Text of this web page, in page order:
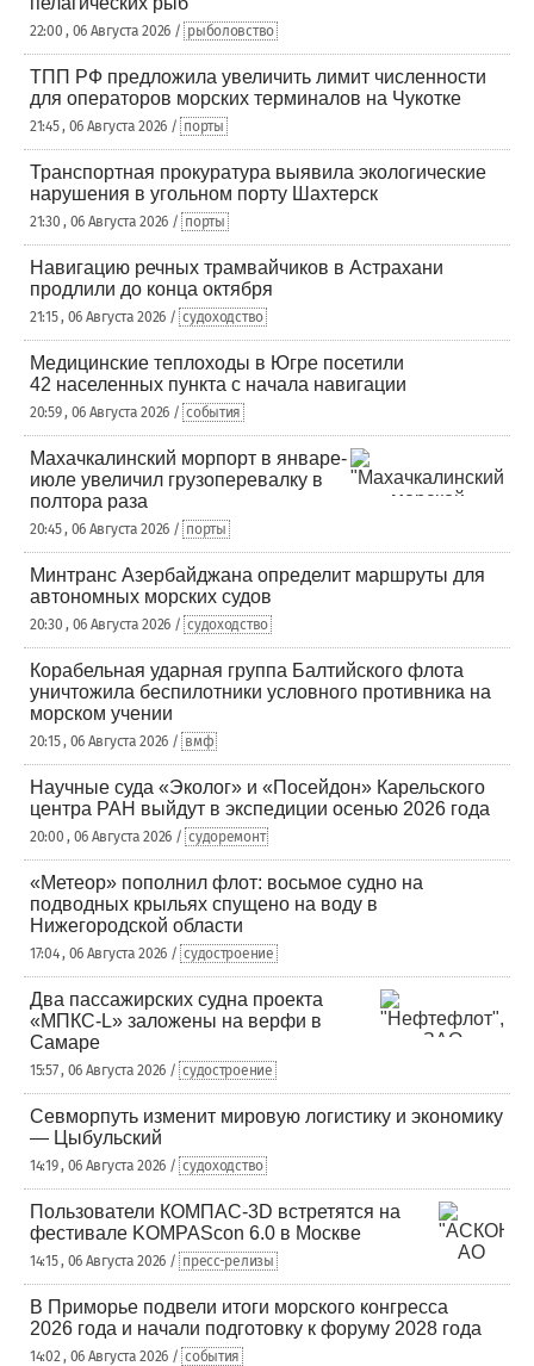
22:00 , 06 Августа 2026 / рыболовство
ТПП РФ предложила увеличить лимит численности
для операторов морских терминалов на Чукотке
21:45 , 06 Августа 2026 / порты
Транспортная прокуратура выявила экологические
нарушения в угольном порту Шахтерск
21:30 , 06 Августа 2026 / порты
Навигацию речных трамвайчиков в Астрахани
продлили до конца октября
21:15 , 06 Августа 2026 / судоходство
Медицинские теплоходы в Югре посетили
42 населенных пункта с начала навигации
20:59 , 06 Августа 2026 / события
Махачкалинский морпорт в январе-
июле увеличил грузоперевалку в
полтора раза
20:45 , 06 Августа 2026 / порты
Минтранс Азербайджана определит маршруты для
автономных морских судов
20:30 , 06 Августа 2026 / судоходство
Корабельная ударная группа Балтийского флота
уничтожила беспилотники условного противника на
морском учении
20:15 , 06 Августа 2026 / вмф
Научные суда «Эколог» и «Посейдон» Карельского
центра РАН выйдут в экспедиции осенью 2026 года
20:00 , 06 Августа 2026 / судоремонт
«Метеор» пополнил флот: восьмое судно на
подводных крыльях спущено на воду в
Нижегородской области
17:04 , 06 Августа 2026 / судостроение
Два пассажирских судна проекта
«МПКС-L» заложены на верфи в
Самаре
15:57 , 06 Августа 2026 / судостроение
Севморпуть изменит мировую логистику и экономику
— Цыбульский
14:19 , 06 Августа 2026 / судоходство
Пользователи КОМПАС-3D встретятся на
фестивале KOMPAScon 6.0 в Москве
14:15 , 06 Августа 2026 / пресс-релизы
В Приморье подвели итоги морского конгресса
2026 года и начали подготовку к форуму 2028 года
14:02 , 06 Августа 2026 / события